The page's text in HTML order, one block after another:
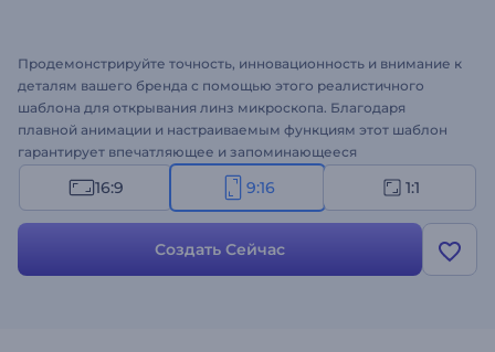
Продемонстрируйте точность, инновационность и внимание к
деталям вашего бренда с помощью этого реалистичного
шаблона для открывания линз микроскопа. Благодаря
плавной анимации и настраиваемым функциям этот шаблон
гарантирует впечатляющее и запоминающееся
представление вашего бренда. Независимо от того, работаете
ли вы в научно-исследовательском институте, передовой
анимированный логотип
идеальный выбор. Загрузите свой логотип, введите слоган,
16:9 9:16 1:1
Создать Сейчас